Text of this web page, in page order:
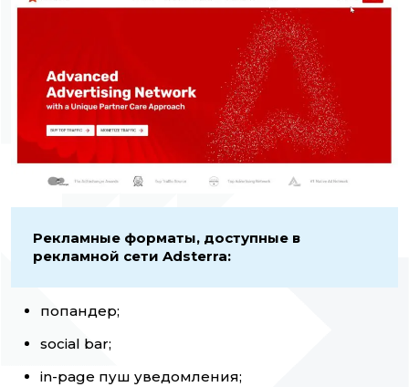
Рекламные форматы, доступные в
рекламной сети Adsterra:
попандер;
social bar;
in-page пуш уведомления;